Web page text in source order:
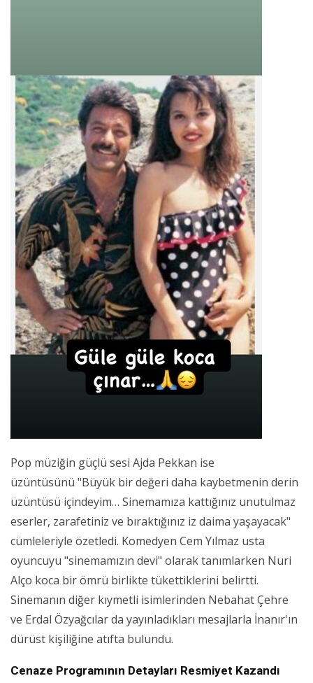
Pop müziğin güçlü sesi Ajda Pekkan ise
üzüntüsünü "Büyük bir değeri daha kaybetmenin derin
üzüntüsü içindeyim… Sinemamıza kattığınız unutulmaz
eserler, zarafetiniz ve bıraktığınız iz daima yaşayacak"
cümleleriyle özetledi. Komedyen Cem Yılmaz usta
oyuncuyu "sinemamızın devi" olarak tanımlarken Nuri
Alço koca bir ömrü birlikte tükettiklerini belirtti.
Sinemanın diğer kıymetli isimlerinden Nebahat Çehre
ve Erdal Özyağcılar da yayınladıkları mesajlarla İnanır'ın
dürüst kişiliğine atıfta bulundu.
Cenaze Programının Detayları Resmiyet Kazandı